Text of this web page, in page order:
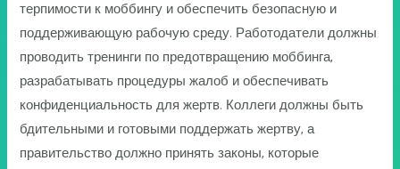
терпимости к моббингу и обеспечить безопасную и
поддерживающую рабочую среду. Работодатели должны
проводить тренинги по предотвращению моббинга,
разрабатывать процедуры жалоб и обеспечивать
конфиденциальность для жертв. Коллеги должны быть
бдительными и готовыми поддержать жертву, а
правительство должно принять законы, которые